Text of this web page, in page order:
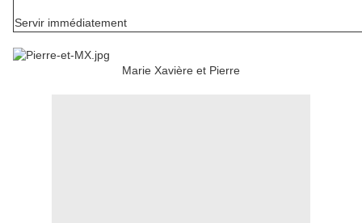
Servir immédiatement
Marie Xavière et Pierre